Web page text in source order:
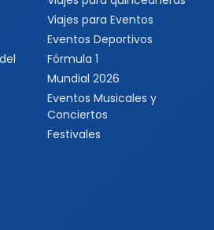
para todos
Tipos de viaje
Viajes para quinceaneras
Viajes para Eventos